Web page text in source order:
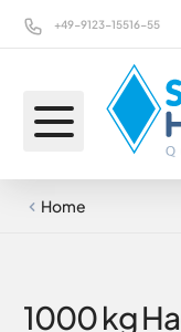
+49-9123-15516-55
Home
1000 kg